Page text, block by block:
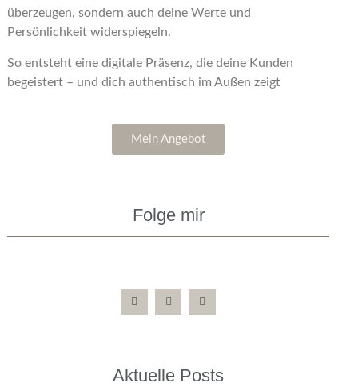
überzeugen, sondern auch deine Werte und
Persönlichkeit widerspiegeln.
So entsteht eine digitale Präsenz, die deine Kunden
begeistert – und dich authentisch im Außen zeigt
Mein Angebot
Folge mir
Aktuelle Posts